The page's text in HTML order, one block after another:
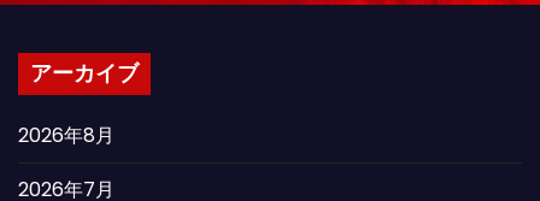
アーカイブ
2026年8月
2026年7月